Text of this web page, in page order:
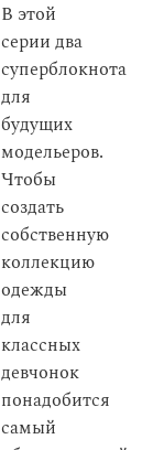
В этой
серии два
суперблокнота
для
будущих
модельеров.
Чтобы
создать
собственную
коллекцию
одежды
для
классных
девчонок
понадобится
самый